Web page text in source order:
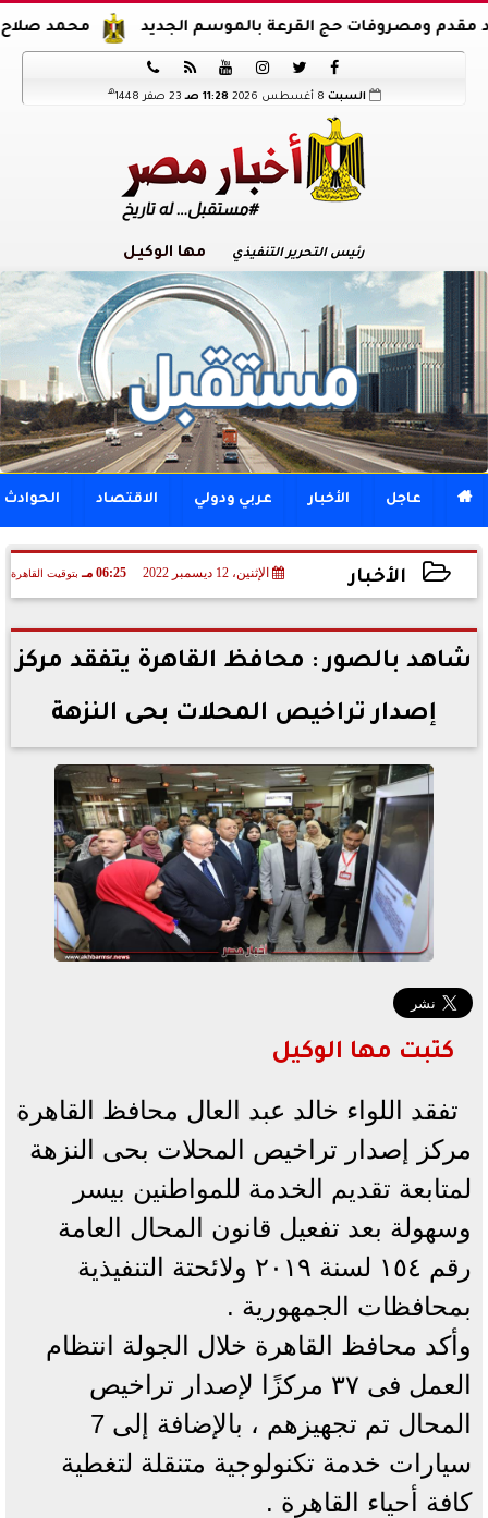
محمد صلاح يوقع عقود حج القرعة بالموسم الجديد






السبت 11:28 صـ 23 صفر 1448 هـ
رئيس التحرير التنفيذي مها الوكيل
 عاجل الأخبار عربي ودولي الاقتصاد الحوادث
الأخبار الإثنين، 12 ديسمبر 2022 06:25 مـ بتوقيت القاهرة
2022-12-12 18:25:12
شاهد بالصور : محافظ القاهرة يتفقد مركز
إصدار تراخيص المحلات بحى النزهة
كتبت مها الوكيل
تفقد اللواء خالد عبد العال محافظ القاهرة
مركز إصدار تراخيص المحلات بحى النزهة
لمتابعة تقديم الخدمة للمواطنين بيسر
وسهولة بعد تفعيل قانون المحال العامة
رقم ١٥٤ لسنة ٢٠١٩ ولائحتة التنفيذية
بمحافظات الجمهورية .
وأكد محافظ القاهرة خلال الجولة انتظام
العمل فى ٣٧ مركزًا لإصدار تراخيص
المحال تم تجهيزهم ، بالإضافة إلى 7
سيارات خدمة تكنولوجية متنقلة لتغطية
كافة أحياء القاهرة .